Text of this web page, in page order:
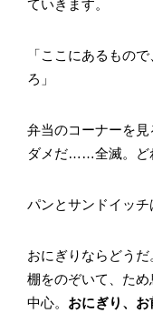
ていきます。
「ここにあるもの
ろ」
弁当のコーナーを見
ダメだ……全滅。ど
パンとサンドイッチ
おにぎりならどうだ
棚をのぞいて、た
中心。 おにぎり、お